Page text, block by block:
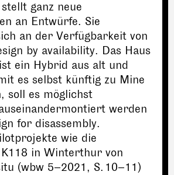
ganz neue
an Entwürfe. Sie
an der Verfügbarkeit von
by availability. Das Haus
ein Hybrid aus alt und
es selbst künftig zu Mine
soll es möglichst
werden
for disassembly.
wie die
in Winterthur von
(wbw 5 – 2021, S. 10 – 11)